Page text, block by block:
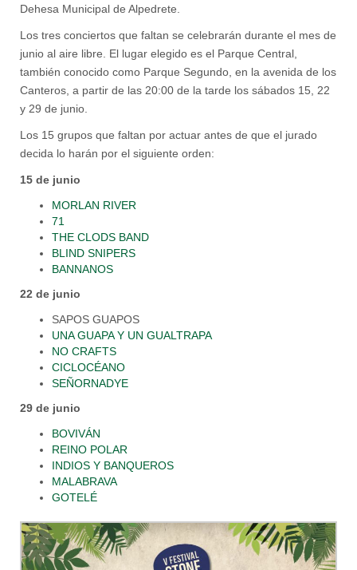
Dehesa Municipal de Alpedrete.
Los tres conciertos que faltan se celebrarán durante el mes de
junio al aire libre. El lugar elegido es el Parque Central,
también conocido como Parque Segundo, en la avenida de los
Canteros, a partir de las 20:00 de la tarde los sábados 15, 22
y 29 de junio.
Los 15 grupos que faltan por actuar antes de que el jurado
decida lo harán por el siguiente orden:
15 de junio
MORLAN RIVER
71
THE CLODS BAND
BLIND SNIPERS
BANNANOS
22 de junio
SAPOS GUAPOS
UNA GUAPA Y UN GUALTRAPA
NO CRAFTS
CICLOCÉANO
SEÑORNADYE
29 de junio
BOVIVÁN
REINO POLAR
INDIOS Y BANQUEROS
MALABRAVA
GOTELÉ